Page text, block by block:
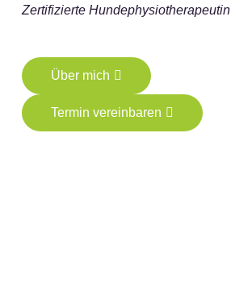
Zertifizierte Hundephysiotherapeutin
Über mich
Termin vereinbaren